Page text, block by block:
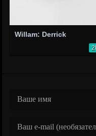
Willam: Derrick